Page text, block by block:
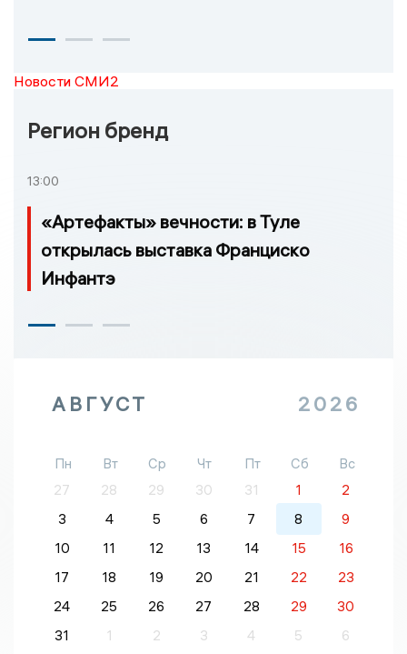
Новости СМИ2
Регион бренд
13:00
«Артефакты» вечности: в Туле
открылась выставка Франциско
Инфантэ
АВГУСТ 2026
Пн Вт Ср Чт Пт Сб
Вс
27
28 29 30 31 1
2
3
4 5 6 7 8
9
10
11 12 13 14 15
16
17
18 19 20 21 22
23
24
25 26 27 28 29
30
31
1 2 3 4 5 6